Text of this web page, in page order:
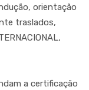
orientação
traslados,
a certificação